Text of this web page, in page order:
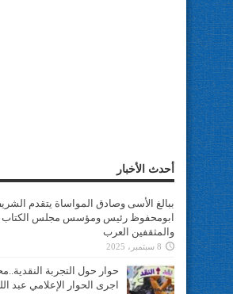
أحدث الأخبار
ببالغ الأسى وصادق المواساة يتقدم
ابومحفوظ رئيس ومؤسس مجلس الكتاب
والمثقفين العرب
8 سبتمبر، 2025
حوار حول التجربة
اجرى الحوار الإعلامي عبد